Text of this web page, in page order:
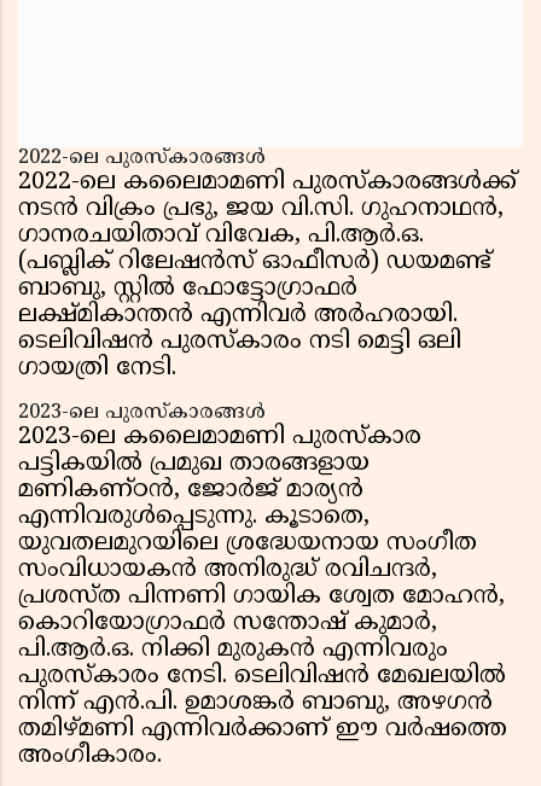
2022-ലെ പുരസ്‌കാരങ്ങൾ
2022-ലെ കലൈമാമണി പുരസ്‌കാരങ്ങൾക്ക്
നടൻ വിക്രം പ്രഭു, ജയ വി.സി. ഗുഹനാഥൻ,
ഗാനരചയിതാവ് വിവേക, പി.ആർ.ഒ.
(പബ്ലിക് റിലേഷൻസ് ഓഫീസർ) ഡയമണ്ട്
ബാബു, സ്റ്റിൽ ഫോട്ടോഗ്രാഫർ
ലക്ഷ്മികാന്തൻ എന്നിവർ അർഹരായി.
ടെലിവിഷൻ പുരസ്‌കാരം നടി മെട്ടി ഒലി
ഗായത്രി നേടി.
2023-ലെ പുരസ്‌കാരങ്ങൾ
2023-ലെ കലൈമാമണി പുരസ്‌കാര
പട്ടികയിൽ പ്രമുഖ താരങ്ങളായ
മണികണ്ഠൻ, ജോർജ് മാര്യൻ
എന്നിവരുൾപ്പെടുന്നു. കൂടാതെ,
യുവതലമുറയിലെ ശ്രദ്ധേയനായ സംഗീത
സംവിധായകൻ അനിരുദ്ധ് രവിചന്ദർ,
പ്രശസ്ത പിന്നണി ഗായിക ശ്വേത മോഹൻ,
കൊറിയോഗ്രാഫർ സന്തോഷ് കുമാർ,
പി.ആർ.ഒ. നിക്കി മുരുകൻ എന്നിവരും
പുരസ്‌കാരം നേടി. ടെലിവിഷൻ മേഖലയിൽ
നിന്ന് എൻ.പി. ഉമാശങ്കർ ബാബു, അഴഗൻ
തമിഴ്മണി എന്നിവർക്കാണ് ഈ വർഷത്തെ
അംഗീകാരം.